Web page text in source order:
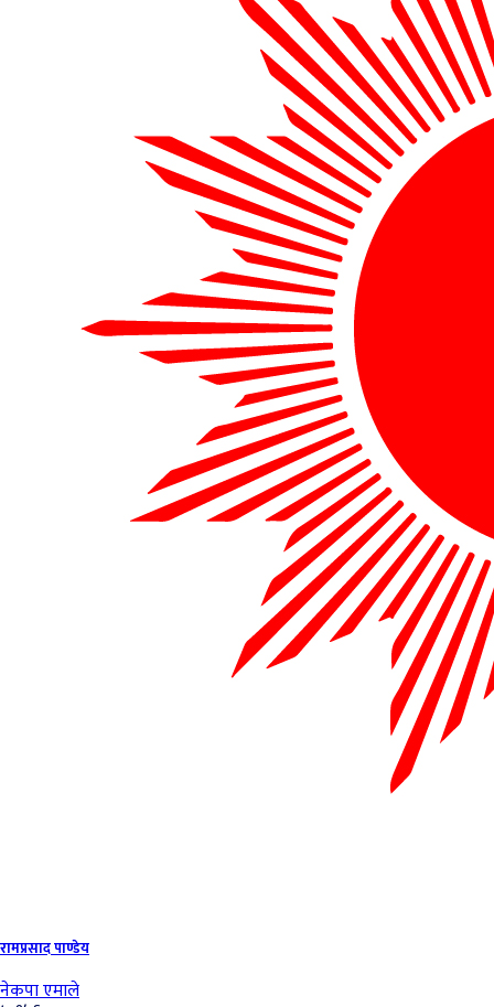
रामप्रसाद पाण्डेय
नेकपा एमाले